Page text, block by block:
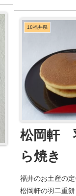
18福井県
松岡軒
ら焼き
福井のお土産の定
松岡軒の羽二重